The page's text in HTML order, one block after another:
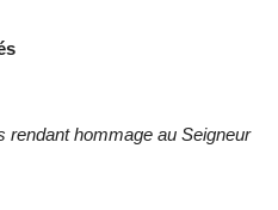
rendant hommage au Seigneur